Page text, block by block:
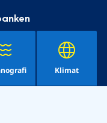
Klimat